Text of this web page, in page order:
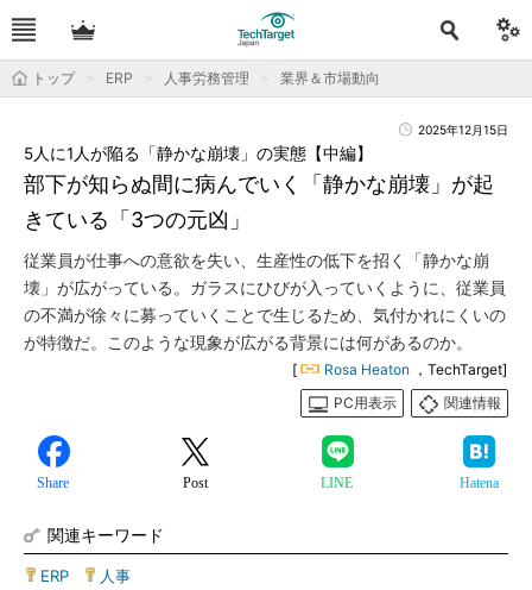
トップ ERP 人事労務管理 業界＆市場動向
2025年12月15日
部下が知らぬ間に病んでいく「静かな崩壊」が起
きている「3つの元凶」
5人に1人が陥る「静かな崩壊」の実態【中編】
従業員が仕事への意欲を失い、生産性の低下を招く「静かな崩
壊」が広がっている。ガラスにひびが入っていくように、従業員
の不満が徐々に募っていくことで生じるため、気付かれにくいの
が特徴だ。このような現象が広がる背景には何があるのか。
[ Rosa Heaton ，TechTarget]
PC用表示
関連情報
Share Post LINE Hatena
関連キーワード
ERP 人事